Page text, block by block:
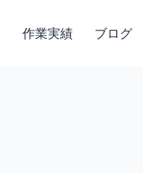
作業実績 ブログ